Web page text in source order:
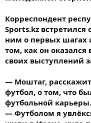
Корреспондент
Sports.kz
ним о первых шагах
том, как он
своих выступлений
— Моштаг,
футбол, о том, что
футбольной карьеры.
— Футболом я